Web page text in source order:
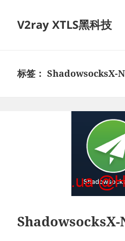
V2ray XTLS黑科技
标签：ShadowsocksX-
ShadowsocksX-